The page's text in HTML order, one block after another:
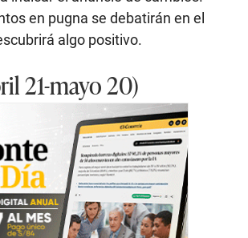
en pugna se debatirán en el
algo positivo.
21-mayo 20)